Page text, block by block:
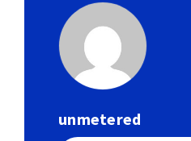
unmetered